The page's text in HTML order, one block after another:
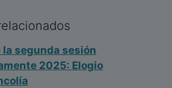
la segunda sesión
2025: Elogio